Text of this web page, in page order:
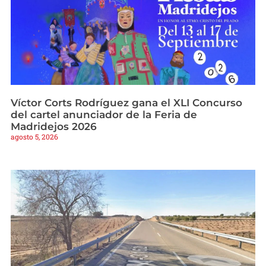
Víctor Corts Rodríguez gana el XLI Concurso
del cartel anunciador de la Feria de
Madridejos 2026
agosto 5, 2026